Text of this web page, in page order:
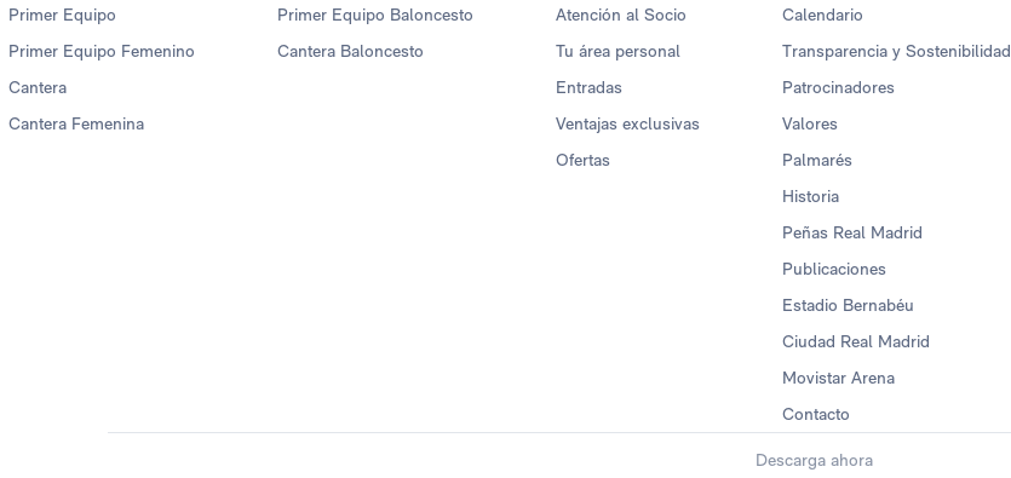
Primer Equipo
Primer Equipo Femenino
Cantera
Cantera Femenina
Primer Equipo Baloncesto
Cantera Baloncesto
Atención al Socio
Tu área personal
Entradas
Ventajas exclusivas
Ofertas
Calendario
Transparencia y Sostenibilidad
Patrocinadores
Valores
Palmarés
Historia
Peñas Real Madrid
Publicaciones
Estadio Bernabéu
Ciudad Real Madrid
Movistar Arena
Contacto
Descarga ahora